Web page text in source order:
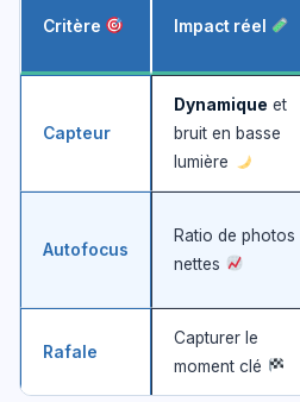
Critère Impact réel
Capteur
Dynamique et
bruit en basse
lumière
Autofocus
Ratio de photos
nettes
Rafale
Capturer le
moment clé